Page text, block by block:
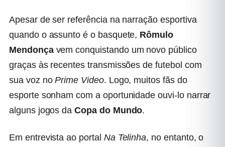
Apesar de ser referência na narração esportiva
quando o assunto é o basquete, Rômulo
Mendonçavem conquistando um novo público
graças às recentes transmissões de futebol com
sua voz noPrime Video. Logo, muitos fãs do
esporte sonham com a oportunidade ouvi-lo narrar
alguns jogos daCopa do Mundo.
Em entrevista ao portal Na Telinha, no entanto, o